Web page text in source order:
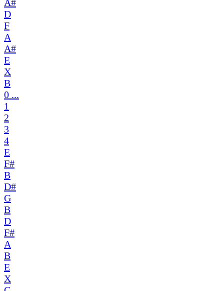
A#
D
F
A
A#
E
X
B
0 ...
1
2
3
4
E
F#
B
D#
G
B
D
F#
A
B
E
X